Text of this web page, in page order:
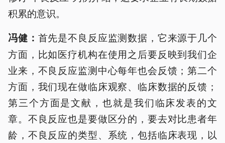
积累的意识。
冯健： 首先是不良反应监测数据，它来源于几个
方面，比如医疗机构在使用之后要反映到我们企
业来，不良反应监测中心每年也会反馈；第二个
方面，我们现在做临床观察、临床数据的反馈；
第三个方面是文献，也就是我们临床发表的文
章。不良反应也是要做区分的，要去对比患者年
龄，不良反应的类型、系统，包括临床表现，以